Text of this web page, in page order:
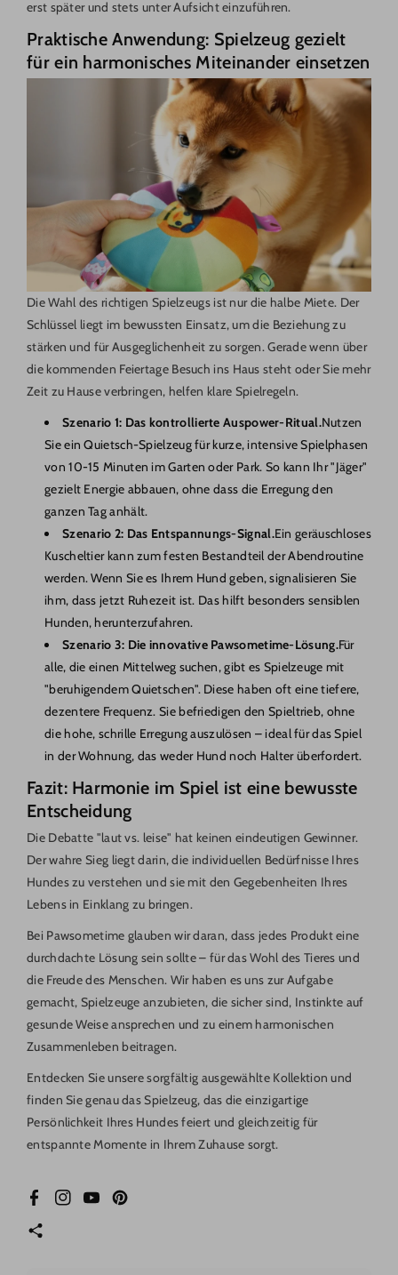
erst später und stets unter Aufsicht einzuführen.
Praktische Anwendung: Spielzeug gezielt
für ein harmonisches Miteinander einsetzen
Die Wahl des richtigen Spielzeugs ist nur die halbe Miete. Der
Schlüssel liegt im bewussten Einsatz, um die Beziehung zu
stärken und für Ausgeglichenheit zu sorgen. Gerade wenn über
die kommenden Feiertage Besuch ins Haus steht oder Sie mehr
Zeit zu Hause verbringen, helfen klare Spielregeln.
Szenario 1: Das kontrollierte Auspower-Ritual.Nutzen
Sie ein Quietsch-Spielzeug für kurze, intensive Spielphasen
von 10-15 Minuten im Garten oder Park. So kann Ihr "Jäger"
gezielt Energie abbauen, ohne dass die Erregung den
ganzen Tag anhält.
Szenario 2: Das Entspannungs-Signal.Ein geräuschloses
Kuscheltier kann zum festen Bestandteil der Abendroutine
werden. Wenn Sie es Ihrem Hund geben, signalisieren Sie
ihm, dass jetzt Ruhezeit ist. Das hilft besonders sensiblen
Hunden, herunterzufahren.
Szenario 3: Die innovative Pawsometime-Lösung.Für
alle, die einen Mittelweg suchen, gibt es Spielzeuge mit
"beruhigendem Quietschen". Diese haben oft eine tiefere,
dezentere Frequenz. Sie befriedigen den Spieltrieb, ohne
die hohe, schrille Erregung auszulösen – ideal für das Spiel
in der Wohnung, das weder Hund noch Halter überfordert.
Fazit: Harmonie im Spiel ist eine bewusste
Entscheidung
Die Debatte "laut vs. leise" hat keinen eindeutigen Gewinner.
Der wahre Sieg liegt darin, die individuellen Bedürfnisse Ihres
Hundes zu verstehen und sie mit den Gegebenheiten Ihres
Lebens in Einklang zu bringen.
Bei Pawsometime glauben wir daran, dass jedes Produkt eine
durchdachte Lösung sein sollte – für das Wohl des Tieres und
die Freude des Menschen. Wir haben es uns zur Aufgabe
gemacht, Spielzeuge anzubieten, die sicher sind, Instinkte auf
gesunde Weise ansprechen und zu einem harmonischen
Zusammenleben beitragen.
Entdecken Sie unsere sorgfältig ausgewählte Kollektion und
finden Sie genau das Spielzeug, das die einzigartige
Persönlichkeit Ihres Hundes feiert und gleichzeitig für
entspannte Momente in Ihrem Zuhause sorgt.
FacebookInstagram
YouTubePinterest